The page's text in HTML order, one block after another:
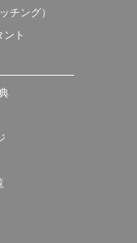
チング）
ト